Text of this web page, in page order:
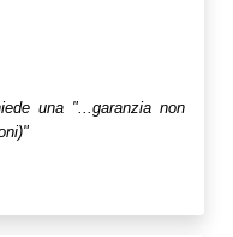
una "...garanzia non